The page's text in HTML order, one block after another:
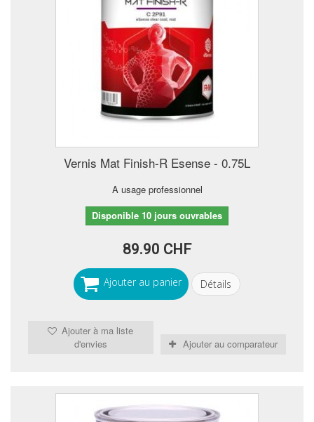
Vernis Mat Finish-R Esense - 0.75L
A usage professionnel
Disponible 10 jours ouvrables
89.90 CHF
Ajouter au panier Détails
Ajouter à ma liste
d'envies
Ajouter au comparateur